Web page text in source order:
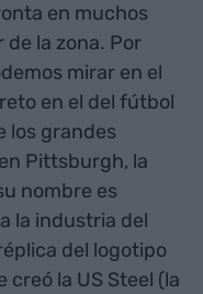
en muchos
la zona. Por
mirar en el
en el del fútbol
los grandes
Pittsburgh, la
nombre es
la industria del
del logotipo
la US Steel (la